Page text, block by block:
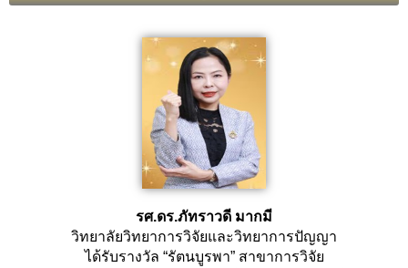
รศ.ดร.ภัทราวดี มากมี
วิทยาลัยวิทยาการวิจัยและวิทยาการปัญญา
ได้รับรางวัล “รัตนบูรพา” สาขาการวิจัย